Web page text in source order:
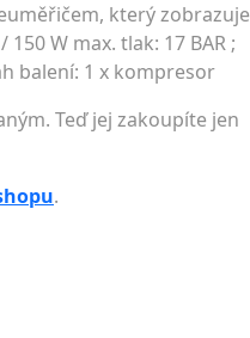
který zobrazuje
W max. tlak: 17 BAR ;
balení: 1 x kompresor
Teď jej zakoupíte jen
.